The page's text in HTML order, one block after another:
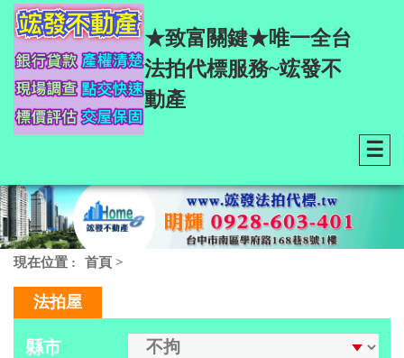
★致富關鍵★唯一全台
法拍代標服務~竤發不
動產
☰
現在位置 : 首頁 >
法拍屋
縣市